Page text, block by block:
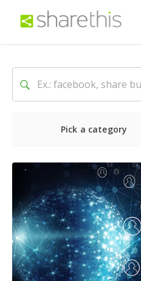
Pick a category
Ultime notizie